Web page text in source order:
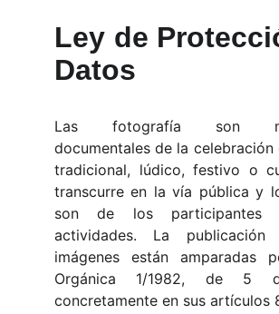
Ley de
Datos
Las fotografía son
documentales de la celebración
tradicional, lúdico, festivo o
transcurre en la vía pública y
son de los participantes
actividades. La
imágenes están amparadas
Orgánica 1/1982, de 5
concretamente en sus artículos